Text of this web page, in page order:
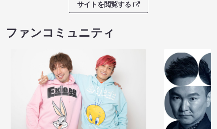
サイトを閲覧する
ファンコミュニティ